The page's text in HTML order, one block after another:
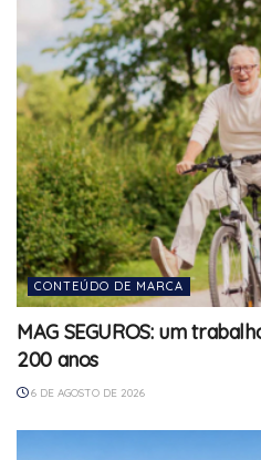
CONTEÚDO DE MARCA
MAG SEGUROS: um
200 anos
6 DE AGOSTO DE 2026